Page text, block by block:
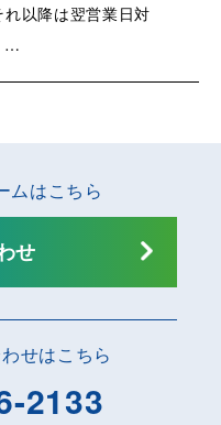
以降は翌営業日対
…
せはこちら
2133
ムはこちら
せ